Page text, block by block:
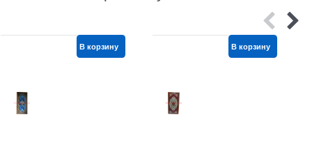
В корзину В корзину